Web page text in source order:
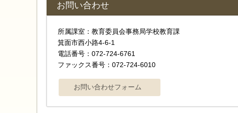
お問い合わせ
所属課室：教育委員会事務局学校教育課
箕面市西小路4‐6‐1
電話番号：072-724-6761
ファックス番号：072-724-6010